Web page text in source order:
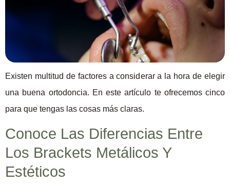
Existen multitud de factores a considerar a la hora de elegir
una buena ortodoncia. En este artículo te ofrecemos cinco
para que tengas las cosas más claras.
Conoce Las Diferencias Entre
Los Brackets Metálicos Y
Estéticos